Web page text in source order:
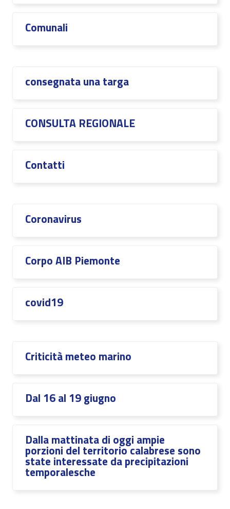
Comunali
consegnata una targa
CONSULTA REGIONALE
Contatti
Coronavirus
Corpo AIB Piemonte
covid19
Criticità meteo marino
Dal 16 al 19 giugno
Dalla mattinata di oggi ampie
porzioni del territorio calabrese sono
state interessate da precipitazioni
temporalesche